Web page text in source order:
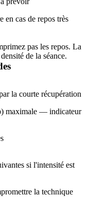
en cas de repos très
pas les repos. La
de la séance.
la courte récupération
maximale — indicateur
si l'intensité est
la technique